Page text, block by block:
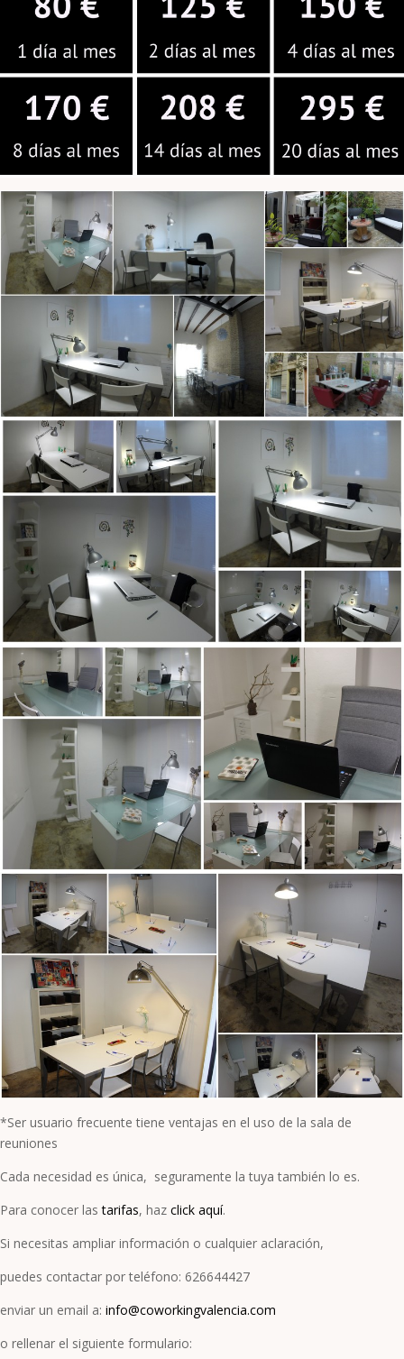
*Ser usuario frecuente tiene ventajas en el uso de la sala de
reuniones
Cada necesidad es única, seguramente la tuya también lo es.
Para conocer lastarifas, haz click aquí.
Si necesitas ampliar información o cualquier aclaración,
puedes contactar por teléfono: 626644427
enviar un email a: info@coworkingvalencia.com
o rellenar el siguiente formulario: